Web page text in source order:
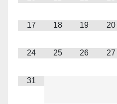
17 18 19 20
24 25 26 27
31